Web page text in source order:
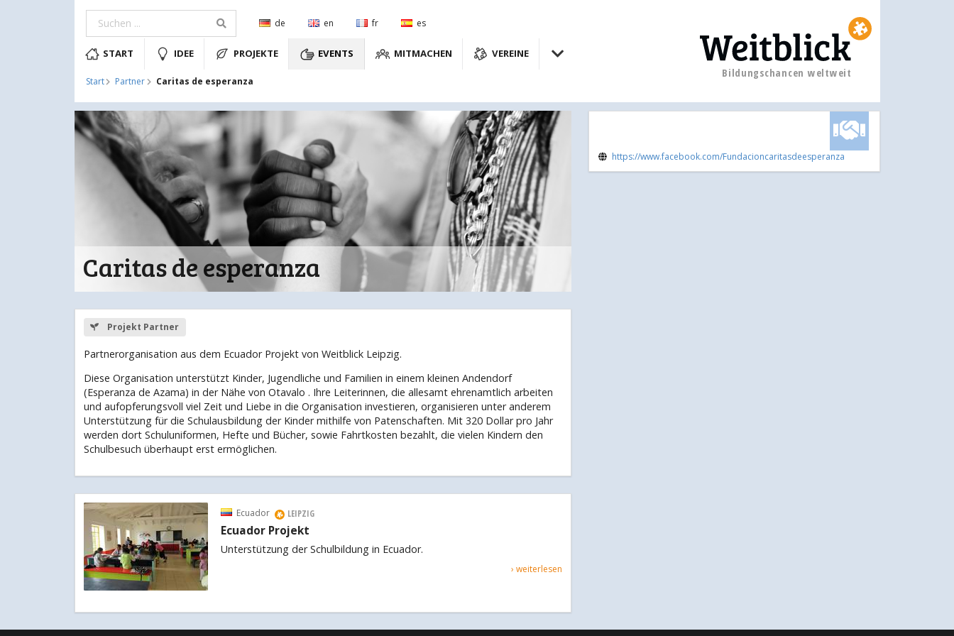
de en fr es
START IDEE PROJEKTE EVENTS MITMACHEN VEREINE
Start Partner Caritas de esperanza
Bildungschancen weltweit
Caritas de esperanza
Projekt Partner
Partnerorganisation aus dem Ecuador Projekt von Weitblick Leipzig.
Diese Organisation unterstützt Kinder, Jugendliche und Familien in einem kleinen Andendorf
(Esperanza de Azama) in der Nähe von Otavalo . Ihre Leiterinnen, die allesamt ehrenamtlich arbeiten
und aufopferungsvoll viel Zeit und Liebe in die Organisation investieren, organisieren unter anderem
Unterstützung für die Schulausbildung der Kinder mithilfe von Patenschaften. Mit 320 Dollar pro Jahr
werden dort Schuluniformen, Hefte und Bücher, sowie Fahrtkosten bezahlt, die vielen Kindern den
Schulbesuch überhaupt erst ermöglichen.
Ecuador LEIPZIG
Ecuador Projekt
Unterstützung der Schulbildung in Ecuador.
› weiterlesen
https://www.facebook.com/Fundacioncaritasdeesperanza